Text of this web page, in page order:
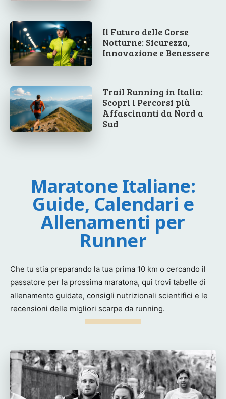
Il Futuro delle Corse
Notturne: Sicurezza,
Innovazione e Benessere
Trail Running in Italia:
Scopri i Percorsi più
Affascinanti da Nord a
Sud
Maratone Italiane:
Guide, Calendari e
Allenamenti per
Runner
Che tu stia preparando la tua prima 10 km o cercando il
passatore per la prossima maratona, qui trovi tabelle di
allenamento guidate, consigli nutrizionali scientifici e le
recensioni delle migliori scarpe da running.